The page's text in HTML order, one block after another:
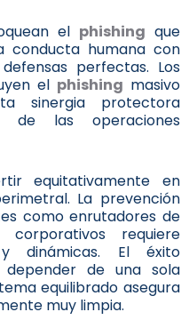
el phishing que
conducta humana con
perfectas. Los
el phishing masivo
sinergia protectora
de las operaciones
equitativamente en
La prevención
como enrutadores de
requiere
dinámicas. El éxito
de una sola
equilibrado asegura
muy limpia.